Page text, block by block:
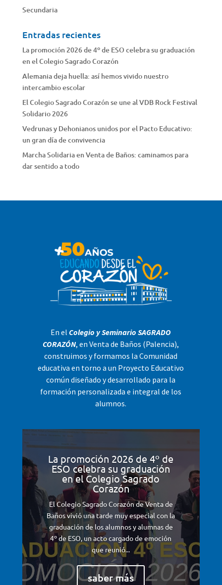
Secundaria
Entradas recientes
La promoción 2026 de 4º de ESO celebra su graduación
en el Colegio Sagrado Corazón
Alemania deja huella: así hemos vivido nuestro
intercambio escolar
El Colegio Sagrado Corazón se une al VDB Rock Festival
Solidario 2026
Vedrunas y Dehonianos unidos por el Pacto Educativo:
un gran día de convivencia
Marcha Solidaria en Venta de Baños: caminamos para
dar sentido a todo
En el Colegio y Seminario SAGRADO
CORAZÓN, en Venta de Baños (Palencia),
construimos y formamos la Comunidad
educativa en torno a un Proyecto Educativo
común diseñado y desarrollado para la
formación personalizada e integral de los
alumnos.
La promoción 2026 de 4º de
ESO celebra su graduación
en el Colegio Sagrado
Corazón
El Colegio Sagrado Corazón de Venta de
Baños vivió una tarde muy especial con la
graduación de los alumnos y alumnas de
4º de ESO, un acto cargado de emoción
que reunió...
saber más